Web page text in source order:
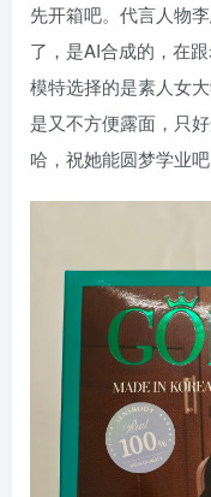
先开箱吧。代言人物
了，是AI合成的，在
模特选择的是素人女
是又不方便露面，只
哈，祝她能圆梦学业吧